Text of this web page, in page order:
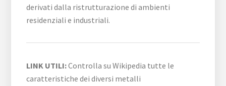
derivati dalla ristrutturazione di ambienti
residenziali e industriali.
LINK UTILI:Controlla su Wikipedia tutte le
caratteristiche dei diversi metalli